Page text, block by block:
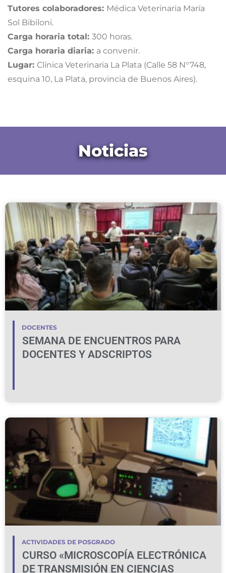
Tutores colaboradores: Médica Veterinaria María
Sol Bibiloni.
Carga horaria total: 300 horas.
Carga horaria diaria: a convenir.
Lugar: Clínica Veterinaria La Plata (Calle 58 N°748,
esquina 10, La Plata, provincia de Buenos Aires).
Noticias
DOCENTES
SEMANA DE ENCUENTROS PARA
DOCENTES Y ADSCRIPTOS
ACTIVIDADES DE POSGRADO
CURSO «MICROSCOPÍA ELECTRÓNICA
DE TRANSMISIÓN EN CIENCIAS